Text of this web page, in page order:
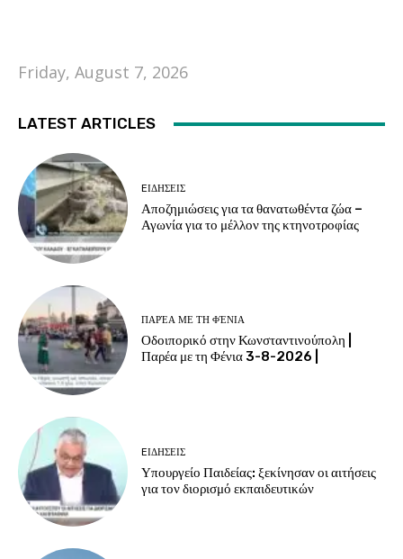
Friday, August 7, 2026
LATEST ARTICLES
EΙΔΗΣΕΙΣ
Αποζημιώσεις για τα θανατωθέντα ζώα –
Αγωνία για το μέλλον της κτηνοτροφίας
ΠΑΡΈΑ ΜΕ ΤΗ ΦΈΝΙΑ
Οδοιπορικό στην Κωνσταντινούπολη |
Παρέα με τη Φένια 3-8-2026 |
EΙΔΗΣΕΙΣ
Υπουργείο Παιδείας: ξεκίνησαν οι αιτήσεις
για τον διορισμό εκπαιδευτικών